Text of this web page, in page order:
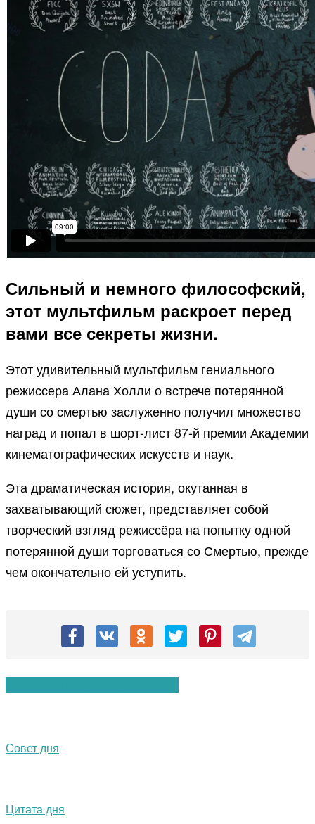
Сильный и немного философский,
этот мультфильм раскроет перед
вами все секреты жизни.
Этот удивительный мультфильм гениального
режиссера Алана Холли о встрече потерянной
души со смертью заслуженно получил множество
наград и попал в шорт-лист 87-й премии Академии
кинематографических искусств и наук.
Эта драматическая история, окутанная в
захватывающий сюжет, представляет собой
творческий взгляд режиссёра на попытку одной
потерянной души торговаться со Смертью, прежде
чем окончательно ей уступить.
Совет дня
Цитата дня